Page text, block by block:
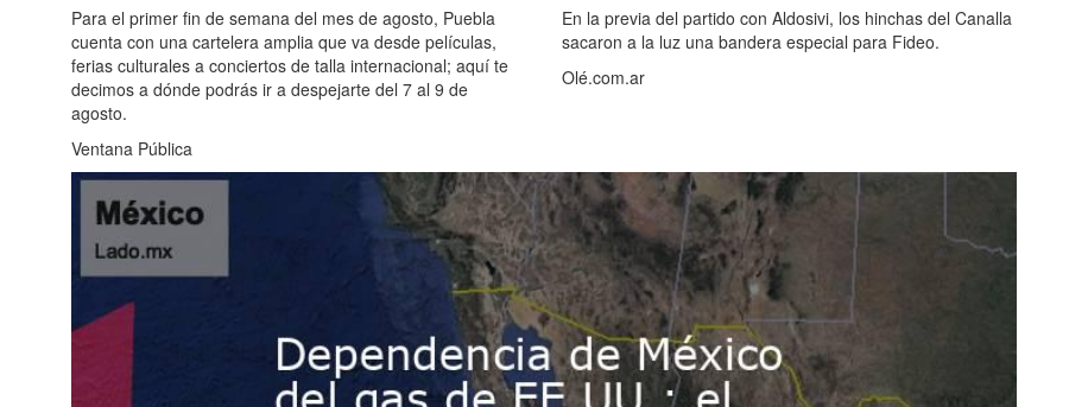
Para el primer fin de semana del mes de agosto, Puebla
cuenta con una cartelera amplia que va desde películas,
ferias culturales a conciertos de talla internacional; aquí te
decimos a dónde podrás ir a despejarte del 7 al 9 de
agosto.
Ventana Pública
En la previa del partido con Aldosivi, los hinchas del Canalla
sacaron a la luz una bandera especial para Fideo.
Olé.com.ar